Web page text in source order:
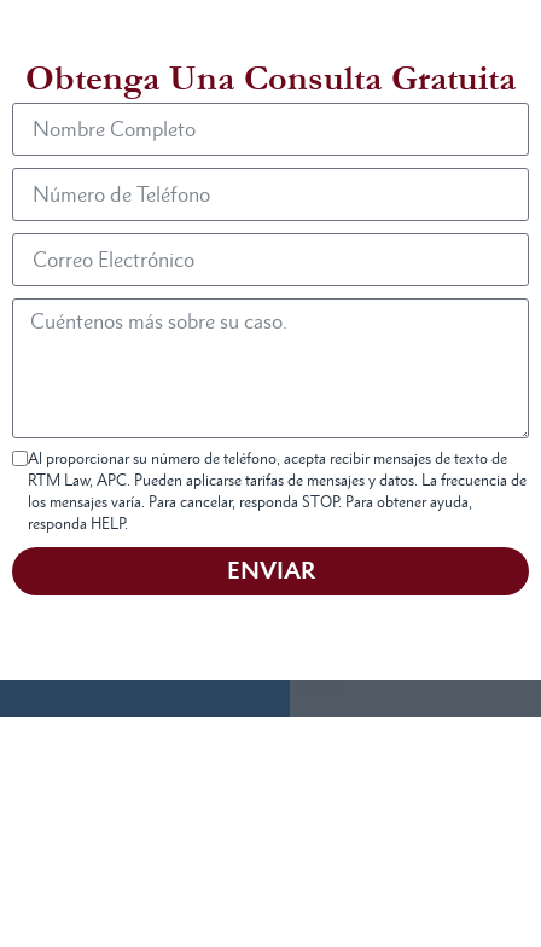
Obtenga Una Consulta Gratuita
Al proporcionar su número de teléfono, acepta recibir mensajes de texto de
RTM Law, APC. Pueden aplicarse tarifas de mensajes y datos. La frecuencia de
los mensajes varía. Para cancelar, responda STOP. Para obtener ayuda,
responda HELP.
ENVIAR